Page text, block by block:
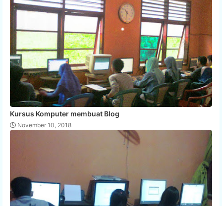
Kursus Komputer membuat Blog
November 10, 2018